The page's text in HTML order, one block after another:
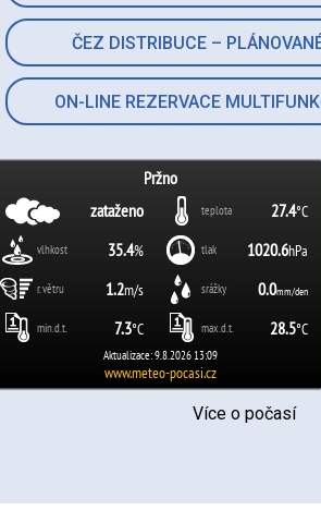
ČEZ DISTRIBUCE –
ON-LINE REZERVACE
Více o počasí